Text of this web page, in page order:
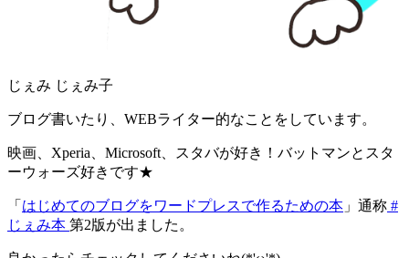
じぇみ じぇみ子
ブログ書いたり、WEBライター的なことをしています。
映画、Xperia、Microsoft、スタバが好き！バットマンとスタ
ーウォーズ好きです★
「 はじめてのブログをワードプレスで作るための本 」通称 #
じぇみ本 第2版が出ました。